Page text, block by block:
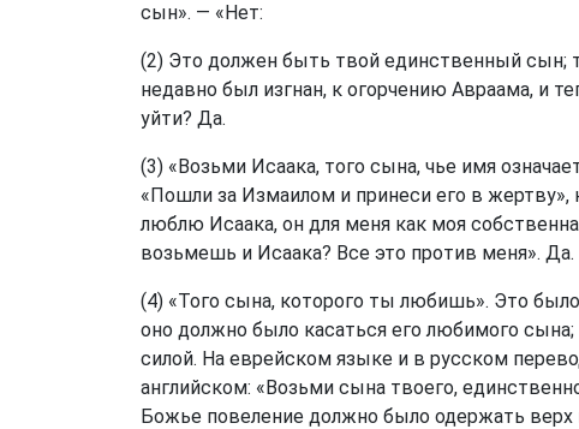
сын». — «Нет:
(2) Это должен быть твой единственный сын;
недавно был изгнан, к огорчению Авраама, и
уйти? Да.
(3) «Возьми Исаака, того сына, чье имя
«Пошли за Измаилом и принеси его в жертву»,
люблю Исаака, он для меня как моя
возьмешь и Исаака? Все это против меня». Да.
(4) «Того сына, которого ты любишь». Это
оно должно было касаться его любимого
силой. На еврейском языке и в русском
английском: «Возьми сына твоего,
Божье повеление должно было одержать